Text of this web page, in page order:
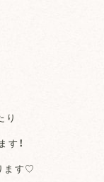
り
す！
ます♡